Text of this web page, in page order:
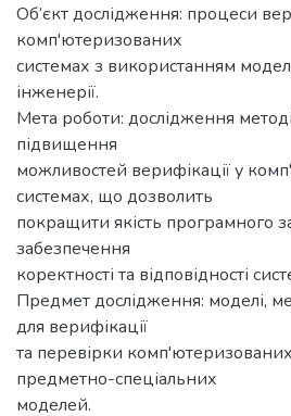
Об’єкт дослідження: процеси
комп'ютеризованих
системах з використанням
інженерії.
Мета роботи: дослідження
підвищення
можливостей верифікації у
системах, що дозволить
покращити якість програмного
забезпечення
коректності та відповідності
Предмет дослідження: моделі,
для верифікації
та перевірки
предметно-спеціальних
моделей.